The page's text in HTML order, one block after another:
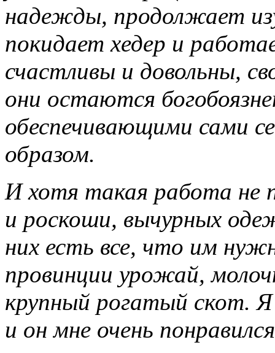
надежды, продолжает
покидает хедер и
счастливы и довольны,
они остаются
обеспечивающими сами
образом.
И хотя такая работа не
и роскоши, вычурных
них есть все, что им
провинции урожай,
крупный рогатый скот.
и он мне очень